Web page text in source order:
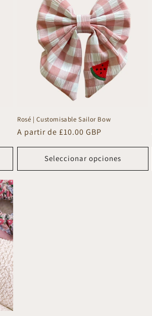
Rosé | Customisable Sailor Bow
Precio
A partir de £10.00 GBP
Seleccionar opciones